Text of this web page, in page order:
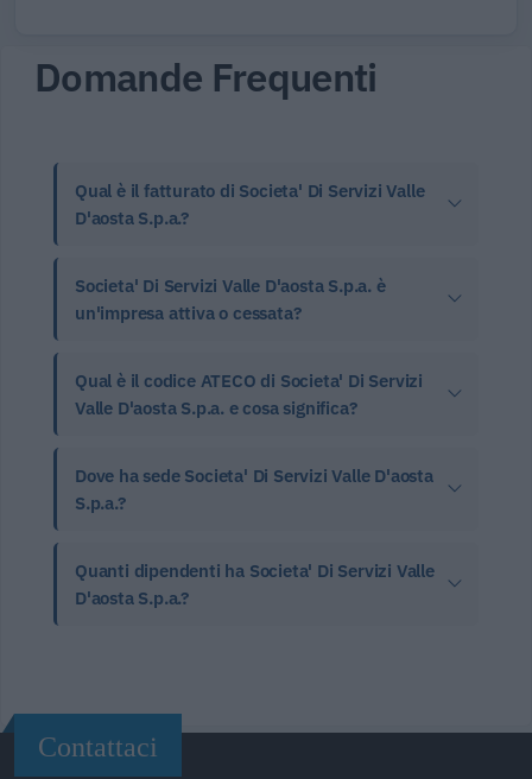
Domande Frequenti
Qual è il fatturato di Societa' Di Servizi Valle
D'aosta S.p.a.?
Societa' Di Servizi Valle D'aosta S.p.a. è
un'impresa attiva o cessata?
Qual è il codice ATECO di Societa' Di Servizi
Valle D'aosta S.p.a. e cosa significa?
Dove ha sede Societa' Di Servizi Valle D'aosta
S.p.a.?
Quanti dipendenti ha Societa' Di Servizi Valle
D'aosta S.p.a.?
Contattaci